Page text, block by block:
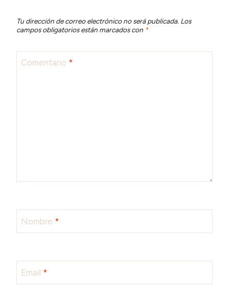
Tu dirección de correo electrónico no será publicada. Los
campos obligatorios están marcados con *
Comentario *
Nombre *
Email *